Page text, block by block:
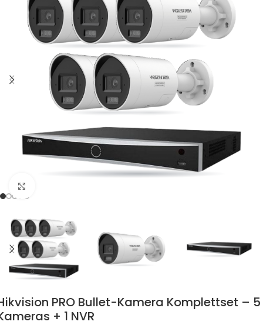
PRO Bullet-Kamera Komplettset – 5
+ 1 NVR